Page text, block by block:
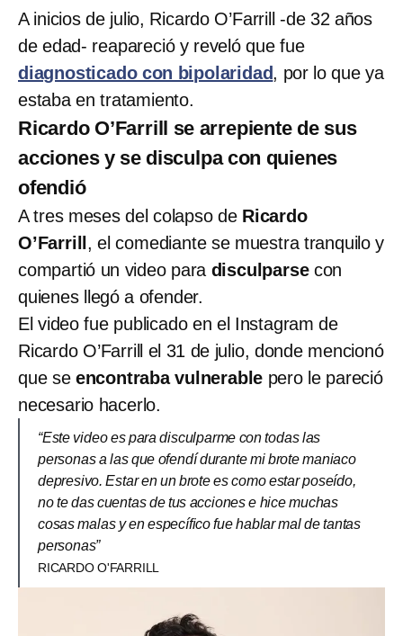
A inicios de julio, Ricardo O’Farrill -de 32 años
de edad- reapareció y reveló que fue
diagnosticado con bipolaridad, por lo que ya
estaba en tratamiento.
Ricardo O’Farrill se arrepiente de sus
acciones y se disculpa con quienes
ofendió
A tres meses del colapso de Ricardo
O’Farrill , el comediante se muestra tranquilo y
compartió un video para disculparsecon
quienes llegó a ofender.
El video fue publicado en el Instagram de
Ricardo O’Farrill el 31 de julio, donde mencionó
que se encontraba vulnerable pero le pareció
necesario hacerlo.
“Este video es para disculparme con todas las
personas a las que ofendí durante mi brote maniaco
depresivo. Estar en un brote es como estar poseído,
no te das cuentas de tus acciones e hice muchas
cosas malas y en específico fue hablar mal de tantas
personas”
RICARDO O'FARRILL